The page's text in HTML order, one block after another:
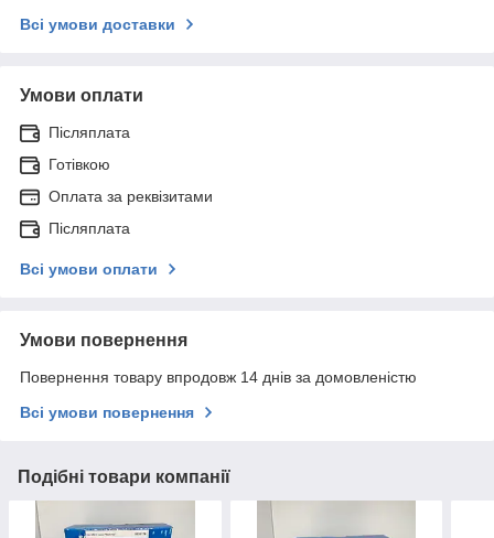
Всі умови доставки
Умови оплати
Післяплата
Готівкою
Оплата за реквізитами
Післяплата
Всі умови оплати
Умови повернення
Повернення товару впродовж 14 днів за домовленістю
Всі умови повернення
Подібні товари компанії